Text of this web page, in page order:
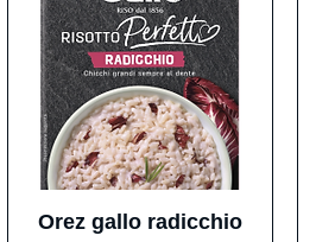
Afișare rapidă
Orez gallo radicchio